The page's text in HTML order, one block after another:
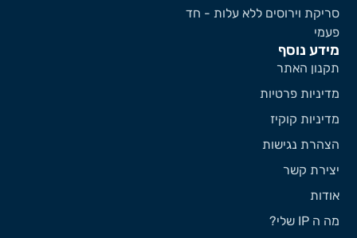
מידע נוסף
תקנון האתר
מדיניות פרטיות
מדיניות קוקיז
הצהרת נגישות
יצירת קשר
אודות
מה ה IP שלי?
סריקת וירוסים ללא עלות - חד
פעמי